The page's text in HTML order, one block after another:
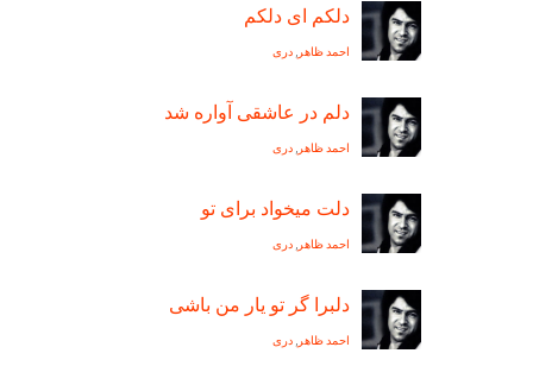
دلکم ای دلکم
احمد ظاهر دری
دلم در عاشقی آواره شد
احمد ظاهر دری
دلت ميخواد برای تو
احمد ظاهر دری
دلبرا گر تو یار من باشی
احمد ظاهر دری